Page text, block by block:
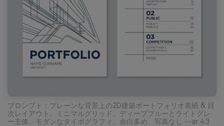
プロンプト：プレーンな背景上の2D建築ポートフォリオ表紙 & 目
次レイアウト、ミニマルグリッド、ディープブルーとライトグレ
ー主体、モダンなタイポグラフィ、余白多め、写真なし --ar 4:3